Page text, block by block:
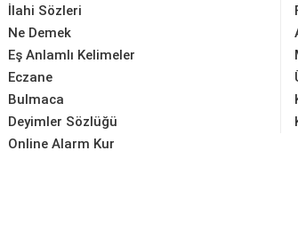
İlahi Sözleri
Ne Demek
Eş Anlamlı Kelimeler
Eczane
Bulmaca
Deyimler Sözlüğü
Online Alarm Kur